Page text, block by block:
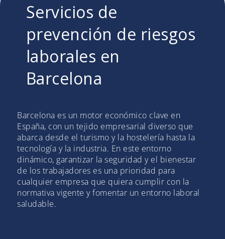
Servicios de
prevención de riesgos
laborales en
Barcelona
Barcelona es un motor económico clave en
España, con un tejido empresarial diverso que
abarca desde el turismo y la hostelería hasta la
tecnología y la industria. En este entorno
dinámico, garantizar la seguridad y el bienestar
de los trabajadores es una prioridad para
cualquier empresa que quiera cumplir con la
normativa vigente y fomentar un entorno laboral
saludable.